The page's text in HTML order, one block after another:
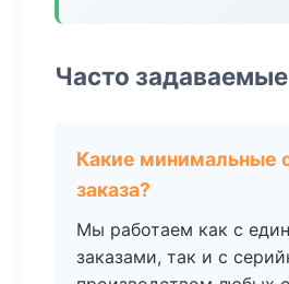
Часто
Какие минимальные
заказа?
Мы работаем как с
заказами, так и с